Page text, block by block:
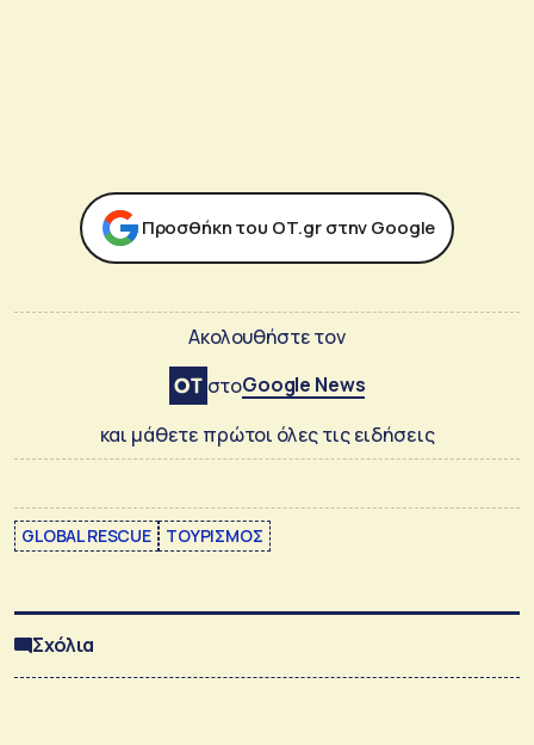
Προσθήκη του ΟΤ.gr στην Google
Ακολουθήστε τον
στοGoogle News
και μάθετε πρώτοι όλες τις ειδήσεις
GLOBAL RESCUE ΤΟΥΡΙΣΜΟΣ
Σχόλια